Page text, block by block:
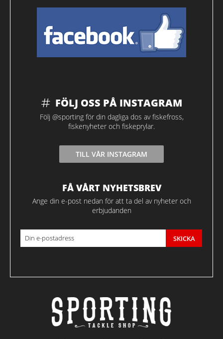
FÖLJ OSS PÅ INSTAGRAM
Följ @sporting för din dagliga dos av fiskefross,
fiskenyheter och fiskeprylar.
TILL VÅR INSTAGRAM
FÅ VÅRT NYHETSBREV
Ange din e-post nedan för att ta del av nyheter och
erbjudanden
SKICKA